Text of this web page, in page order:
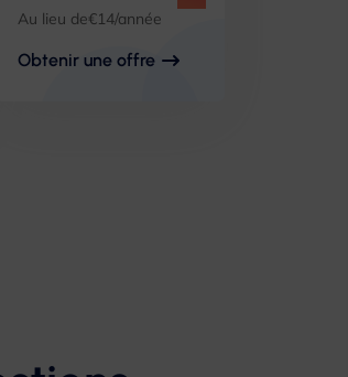
Au lieu de€14/année
Obtenir une offre